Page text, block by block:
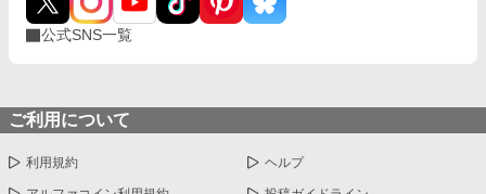
公式SNS一覧
ご利用について
利用規約 ヘルプ